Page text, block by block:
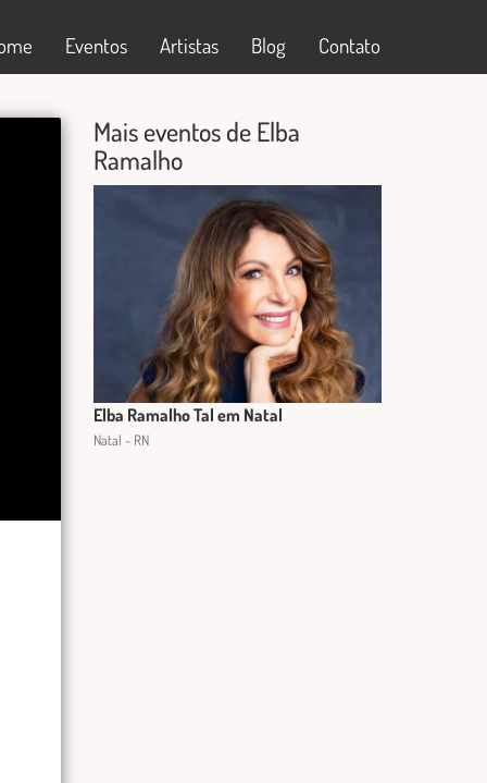
Eventos Artistas Blog Contato
Mais eventos de Elba
Ramalho
Elba Ramalho Tal em Natal
Natal - RN